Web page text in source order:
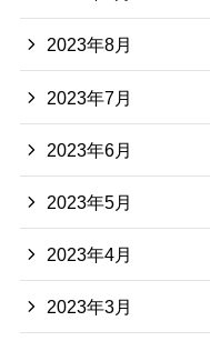
2023年8月
2023年7月
2023年6月
2023年5月
2023年4月
2023年3月